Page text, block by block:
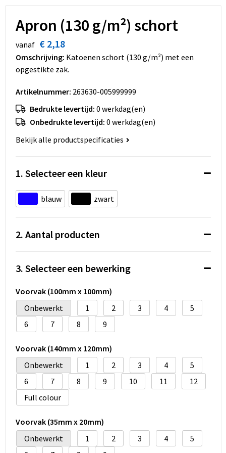
Kledingaccessoires
Schorten en Sloven
Gilets
Hoofdbescherming
Gehoorbescherming
Ademhalingsbescherming
Snoepgoed
Spellen voor binnen en buiten
Veiligheid, Auto en Fiets
Vrije tijd en Strand
Promotietassen
Boodschappentassen
Schoudertassen
Toilettassen
Sporttassen
Schoenentassen
Heuptassen
Documententassen
Laptop hoezen en tassen
Autotassen
Matrozentassen
Kledingtassen
Rugzakken
Apron (130 g/m²) schort
vanaf € 2,18
Omschrijving: Katoenen schort (130 g/m²) met een
opgestikte zak.
Artikelnummer: 263630-005999999
Bedrukte levertijd: 0 werkdag(en)
Onbedrukte levertijd: 0 werkdag(en)
Bekijk alle productspecificaties
1. Selecteer een kleur
blauw zwart
2. Aantal producten
3. Selecteer een bewerking
Voorvak (100mm x 100mm)
Onbewerkt
1 2 3 4
5
6
7 8 9
Voorvak (140mm x 120mm)
Onbewerkt
1 2 3 4
5
6
7 8 9 10 11
12
Full colour
Voorvak (35mm x 20mm)
Onbewerkt
1 2 3 4
5